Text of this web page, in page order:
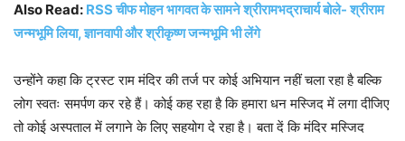
Also Read: RSS चीफ मोहन भागवत के सामने श्रीरामभद्राचार्य बोले- श्रीराम
जन्मभूमि लिया, ज्ञानवापी और श्रीकृष्ण जन्मभूमि भी लेंगे
उन्होंने कहा कि ट्रस्ट राम मंदिर की तर्ज पर कोई अभियान नहीं चला रहा है बल्कि
लोग स्वतः समर्पण कर रहे हैं। कोई कह रहा है कि हमारा धन मस्जिद में लगा दीजिए
तो कोई अस्पताल में लगाने के लिए सहयोग दे रहा है। बता दें कि मंदिर मस्जिद